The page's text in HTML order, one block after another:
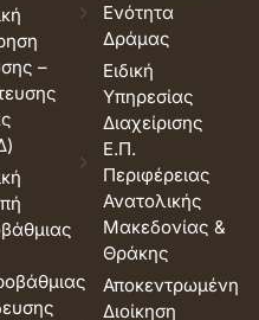
–
Ενότητα
Δράμας
Ειδική
Υπηρεσίας
Διαχείρισης
Ε.Π.
Περιφέρειας
Ανατολικής
Μακεδονίας &
Θράκης
Αποκεντρωμένη
Διοίκηση